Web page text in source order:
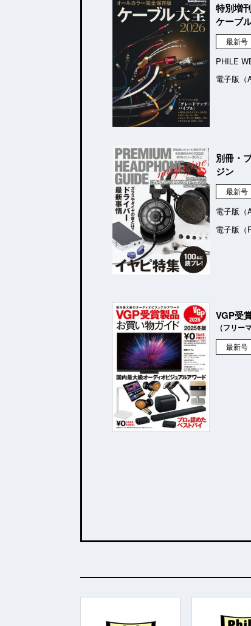
特別増
ケーブ
最新号
PHILE
電子版（
別冊・
ジン
最新号
電子版（
電子版（
VGP受
（フリー
最新号